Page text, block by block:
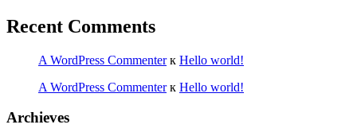
Recent Comments
A WordPress Commenterк Hello world!
A WordPress Commenterк Hello world!
Archieves